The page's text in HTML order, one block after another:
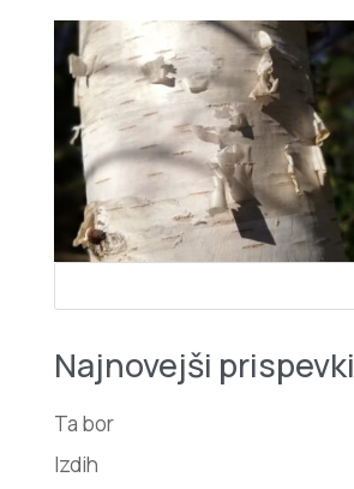
Najnovejši prispevki
Ta bor
Izdih